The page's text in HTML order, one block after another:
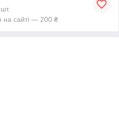
на сайті — 200 ₴